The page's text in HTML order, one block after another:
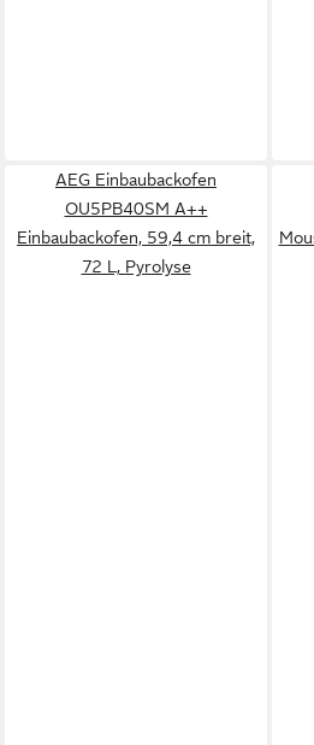
AEG Einbaubackofen
OU5PB40SM A++
Einbaubackofen, 59,4 cm breit,
72 L, Pyrolyse